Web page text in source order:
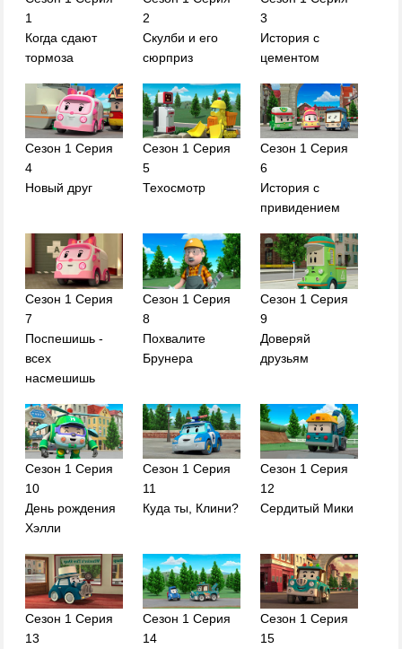
1
Когда сдают
тормоза
2
Скулби и его
сюрприз
3
История с
цементом
Сезон 1 Серия
4
Новый друг
Сезон 1 Серия
5
Техосмотр
Сезон 1 Серия
6
История с
привидением
Сезон 1 Серия
7
Поспешишь -
всех
насмешишь
Сезон 1 Серия
8
Похвалите
Брунера
Сезон 1 Серия
9
Доверяй
друзьям
Сезон 1 Серия
10
День рождения
Хэлли
Сезон 1 Серия
11
Куда ты, Клини?
Сезон 1 Серия
12
Сердитый Мики
Сезон 1 Серия
13
Сезон 1 Серия
14
Сезон 1 Серия
15